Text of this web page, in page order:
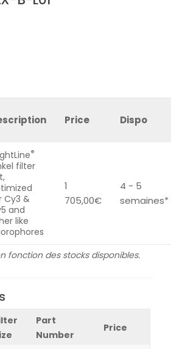
Price Dispo
®
filter
Cy3 &
and
like
1
705,00€
4 - 5
semaines*
fonction des stocks disponibles.
Part
Number
Price